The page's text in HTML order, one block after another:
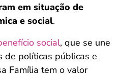
em situação de
e social.
social, que se une
de políticas públicas e
Família tem o valor